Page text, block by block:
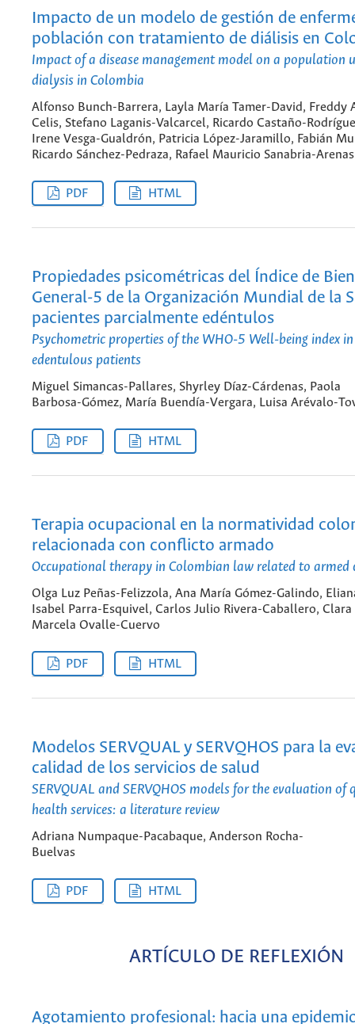
Impacto de un modelo de gestión de
población con tratamiento de diálisis en
Impact of a disease management model on a population
dialysis in Colombia
Alfonso Bunch-Barrera, Layla María Tamer-David, Freddy
Celis, Stefano Laganis-Valcarcel, Ricardo Castaño-
Irene Vesga-Gualdrón, Patricia López-Jaramillo, Fabián
Ricardo Sánchez-Pedraza, Rafael Mauricio Sanabria-Arenas
PDF HTML
Propiedades psicométricas del Índice de
General-5 de la Organización Mundial de la
pacientes parcialmente edéntulos
Psychometric properties of the WHO-5 Well-being index
edentulous patients
Miguel Simancas-Pallares, Shyrley Díaz-Cárdenas, Paola
Barbosa-Gómez, María Buendía-Vergara, Luisa Arévalo-
PDF HTML
Terapia ocupacional en la normatividad
relacionada con conflicto armado
Occupational therapy in Colombian law related to armed
Olga Luz Peñas-Felizzola, Ana María Gómez-Galindo,
Isabel Parra-Esquivel, Carlos Julio Rivera-Caballero, Clara
Marcela Ovalle-Cuervo
PDF HTML
Modelos SERVQUAL y SERVQHOS para la
calidad de los servicios de salud
SERVQUAL and SERVQHOS models for the evaluation of
health services: a literature review
Adriana Numpaque-Pacabaque, Anderson Rocha-
Buelvas
PDF HTML
ARTÍCULO DE REFLEXIÓN
Agotamiento profesional: hacia una